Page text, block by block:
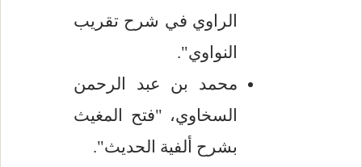
الراوي في شرح تقريب
النواوي".
محمد بن عبد الرحمن
السخاوي، "فتح المغيث
بشرح ألفية الحديث".